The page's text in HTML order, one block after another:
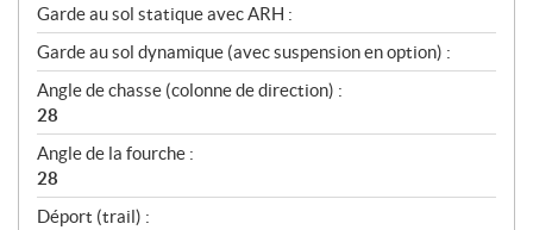
Garde au sol statique avec ARH :
Garde au sol dynamique (avec suspension en option) :
Angle de chasse (colonne de direction) :
28
Angle de la fourche :
28
Déport (trail) :